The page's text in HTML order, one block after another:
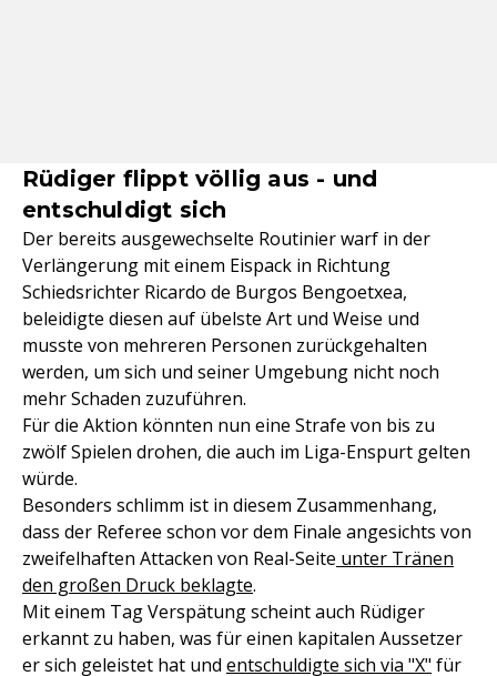
Rüdiger flippt völlig aus - und
entschuldigt sich
Der bereits ausgewechselte Routinier warf in der
Verlängerung mit einem Eispack in Richtung
Schiedsrichter Ricardo de Burgos Bengoetxea,
beleidigte diesen auf übelste Art und Weise und
musste von mehreren Personen zurückgehalten
werden, um sich und seiner Umgebung nicht noch
mehr Schaden zuzuführen.
Für die Aktion könnten nun eine Strafe von bis zu
zwölf Spielen drohen, die auch im Liga-Enspurt gelten
würde.
Besonders schlimm ist in diesem Zusammenhang,
dass der Referee schon vor dem Finale angesichts von
zweifelhaften Attacken von Real-Seite unter Tränen
den großen Druck beklagte.
Mit einem Tag Verspätung scheint auch Rüdiger
erkannt zu haben, was für einen kapitalen Aussetzer
er sich geleistet hat und entschuldigte sich via "X" für